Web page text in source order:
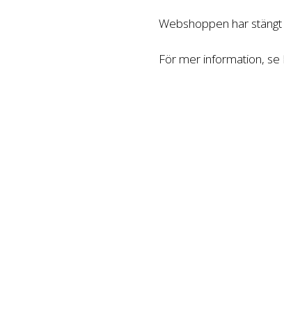
Webshoppen har
För mer information,